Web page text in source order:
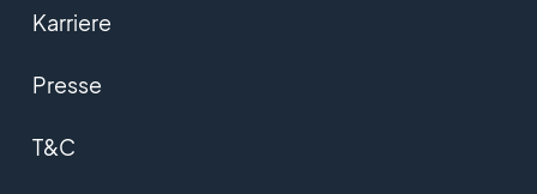
Karriere
Presse
T&C